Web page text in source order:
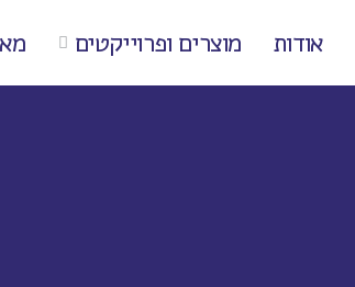
אודות מוצרים ופרוייקטים